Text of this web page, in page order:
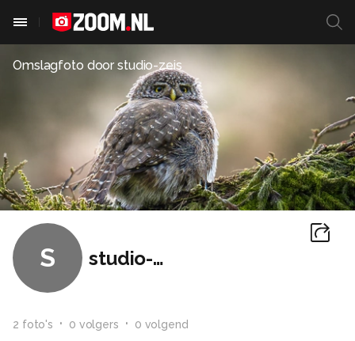
Omslagfoto doorstudio-zeis
S studio-zeis
2 foto's 0 volgers 0 volgend